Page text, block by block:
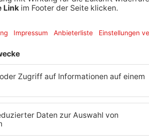
Temperaturen zwischen
Den Narren wird das die Feier-
– die Liste ließe sich noch
schlängeln sich heute Lindwürmer
wechseln sich ab mit
Meistens geht es danach für die
oder alle zusammen, wie in
sogenannte Sitzungs-Karneval ist